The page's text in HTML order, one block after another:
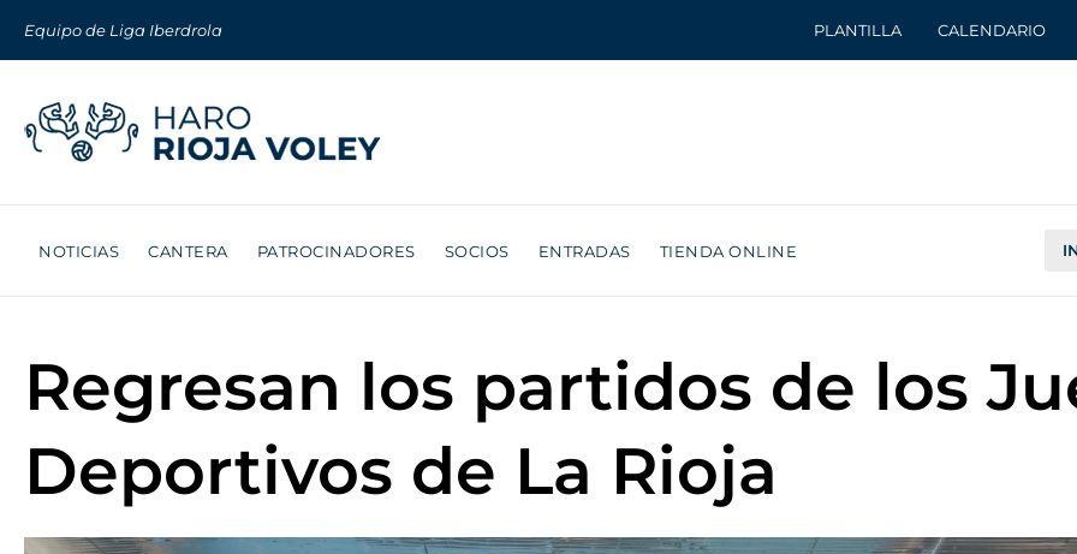
Equipo de Liga Iberdrola PLANTILLA CALENDARIO
NOTICIAS CANTERA PATROCINADORES SOCIOS ENTRADAS TIENDA ONLINE
Regresan los partidos de los
Deportivos de La Rioja